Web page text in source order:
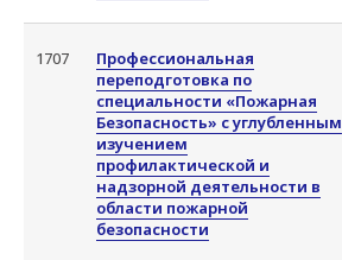
человеческие жизни,
акцент на:
Практических навыках —
отрабатываем действия
до автоматизма;
Современных
актуальные приемы
1707
Профессиональная
переподготовка по
специальности «Пожарная
Безопасность» с углубленным
изучением
профилактической и
надзорной деятельности в
области пожарной
безопасности